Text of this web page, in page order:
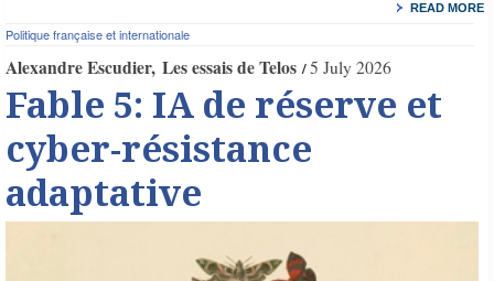
READ MORE
Politique française et internationale
Alexandre Escudier Les essais de Telos 5 July 2026
Fable 5: IA de réserve et
cyber-résistance
adaptative